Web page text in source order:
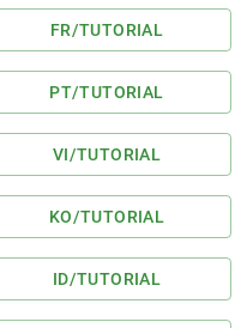
FR/TUTORIAL
PT/TUTORIAL
VI/TUTORIAL
KO/TUTORIAL
ID/TUTORIAL